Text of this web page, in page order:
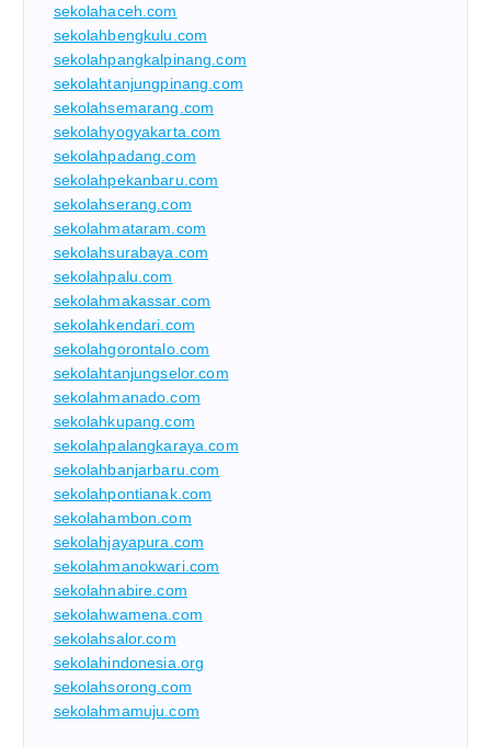
sekolahaceh.com
sekolahbengkulu.com
sekolahpangkalpinang.com
sekolahtanjungpinang.com
sekolahsemarang.com
sekolahyogyakarta.com
sekolahpadang.com
sekolahpekanbaru.com
sekolahserang.com
sekolahmataram.com
sekolahsurabaya.com
sekolahpalu.com
sekolahmakassar.com
sekolahkendari.com
sekolahgorontalo.com
sekolahtanjungselor.com
sekolahmanado.com
sekolahkupang.com
sekolahpalangkaraya.com
sekolahbanjarbaru.com
sekolahpontianak.com
sekolahambon.com
sekolahjayapura.com
sekolahmanokwari.com
sekolahnabire.com
sekolahwamena.com
sekolahsalor.com
sekolahindonesia.org
sekolahsorong.com
sekolahmamuju.com